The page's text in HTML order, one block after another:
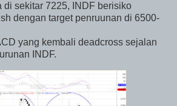
di sekitar 7225, INDF berisiko
dengan target penruunan di 6500-
yang kembali deadcross sejalan
INDF.